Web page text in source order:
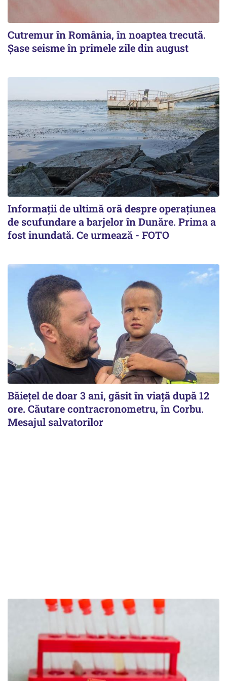
Cutremur în România, în noaptea trecută.
Șase seisme în primele zile din august
Informații de ultimă oră despre operațiunea
de scufundare a barjelor în Dunăre. Prima a
fost inundată. Ce urmează - FOTO
Băiețel de doar 3 ani, găsit în viață după 12
ore. Căutare contracronometru, în Corbu.
Mesajul salvatorilor